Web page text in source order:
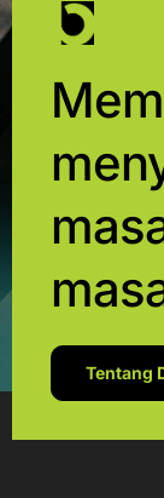
Tentang